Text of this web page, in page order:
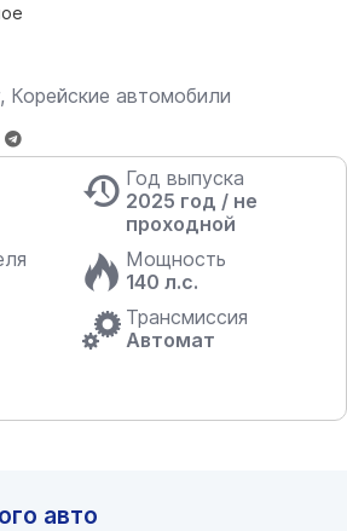
, Корейские автомобили
Год выпуска
2025 год / не
проходной
Мощность
140 л.с.
Трансмиссия
Автомат
авто